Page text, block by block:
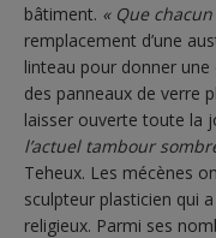
bâtiment. « Que
remplacement d’une
linteau pour donner une
des panneaux de verre
laisser ouverte toute la
l’actuel tambour
Teheux. Les mécènes
sculpteur plasticien qui
religieux. Parmi ses